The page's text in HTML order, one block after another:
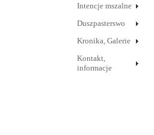
Intencje mszalne
Duszpasterswo
Kronika, Galerie
Kontakt,
informacje